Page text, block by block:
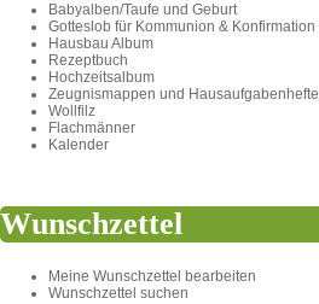
Babyalben/Taufe und Geburt
Gotteslob für Kommunion & Konfirmation
Hausbau Album
Rezeptbuch
Hochzeitsalbum
Zeugnismappen und Hausaufgabenhefte
Wollfilz
Flachmänner
Kalender
Wunschzettel
Meine Wunschzettel bearbeiten
Wunschzettel suchen